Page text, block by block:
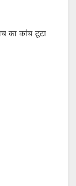
का कांच टूटा